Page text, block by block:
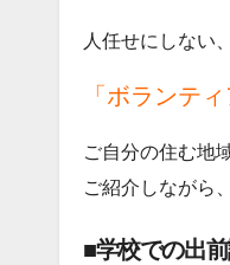
人任せにしない
「ボランテ
ご自分の住む地
ご紹介しながら
■学校での出